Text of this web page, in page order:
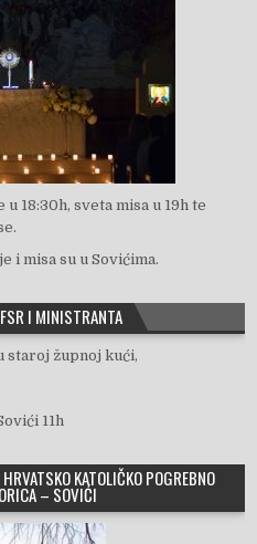
18:30h, sveta misa u 19h te
i misa su u Sovićima.
I MINISTRANTA
staroj župnoj kući,
11h
KATOLIČKO POGREBNO
– SOVIĆI